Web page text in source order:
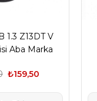
1.3 Z13DT V
Aba Marka
₺159,50